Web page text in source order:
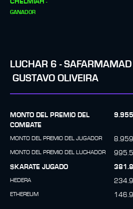
CHELMIAH -
GANADOR
LUCHAR 6 -
GUSTAVO OLIVEIRA
MONTO DEL PREMIO DEL
COMBATE
MONTO DEL PREMIO DEL JUGADOR
MONTO DEL PREMIO DEL LUCHADOR
$KARATE JUGADO
HEDERA
ETHEREUM